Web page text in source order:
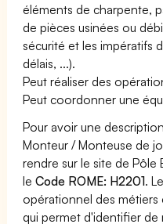
éléments de charpente,
de pièces usinées ou
sécurité et les impératifs
délais, ...).
Peut réaliser des
Peut coordonner une
Pour avoir une
Monteur / Monteuse de
rendre sur le site de Pôle
leCode ROME: H2201.
opérationnel des
qui permet d'identifier de